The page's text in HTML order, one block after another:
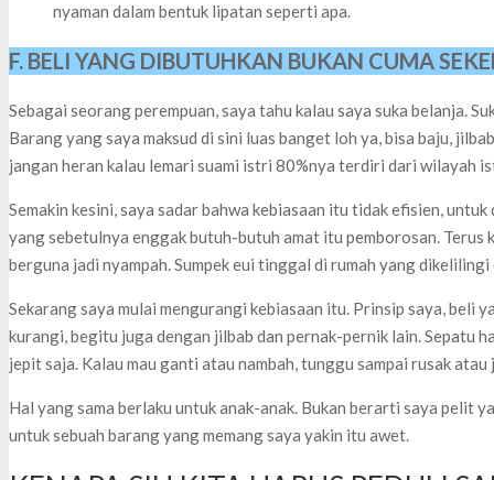
nyaman dalam bentuk lipatan seperti apa.
F. BELI YANG DIBUTUHKAN BUKAN CUMA
Sebagai seorang perempuan, saya tahu kalau saya suka belanja.
Barang yang saya maksud di sini luas banget loh ya, bisa baju,
jangan heran kalau lemari suami istri 80%nya terdiri dari wilayah
Semakin kesini, saya sadar bahwa kebiasaan itu tidak efisien,
yang sebetulnya enggak butuh-butuh amat itu pemborosan.
berguna jadi nyampah. Sumpek eui tinggal di rumah yang
Sekarang saya mulai mengurangi kebiasaan itu. Prinsip saya, beli
kurangi, begitu juga dengan jilbab dan pernak-pernik lain. Sepatu
jepit saja. Kalau mau ganti atau nambah, tunggu sampai rusak atau
Hal yang sama berlaku untuk anak-anak. Bukan berarti saya pelit
untuk sebuah barang yang memang saya yakin itu awet.